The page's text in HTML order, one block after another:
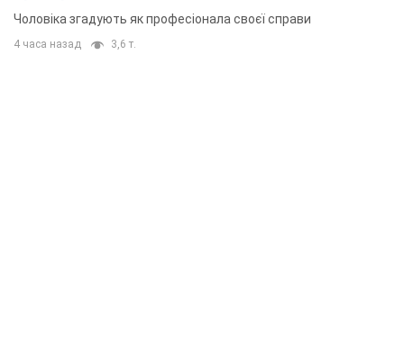
Чоловіка згадують як професіонала своєї справи
4 часа назад 3,6 т.